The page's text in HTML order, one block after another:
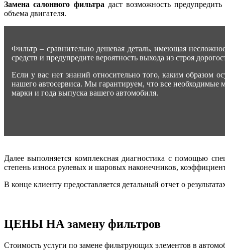
Замена салонного фильтра даст возможность
объема двигателя.
Фильтр – сравнительно дешевая деталь, имеющая
средств и предупредите вероятность выхода из строя
Если у вас нет знаний относительно того, каким образом
нашего автосервиса. Мы гарантируем, что все
марки и года выпуска вашего автомобиля.
Далее выполняется комплексная диагностика с помощью
степень износа рулевых и шаровых наконечников,
В конце клиенту предоставляется детальный отчет о
ЦЕНЫ НА замену фильтров
Стоимость услуги по замене фильтрующих элементов в